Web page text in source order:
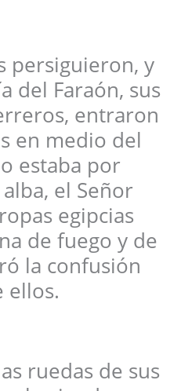
persiguieron, y
del Faraón, sus
entraron
en medio del
estaba por
el Señor
egipcias
de fuego y de
la confusión
ellos.
ruedas de sus